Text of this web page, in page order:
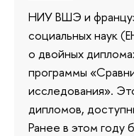
НИУ ВШЭ и
социальных наук
о двойных
программы
исследования».
дипломов,
Ранее в этом году